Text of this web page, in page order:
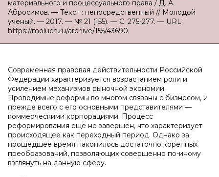
материального и процессуального права / Д. А.
Абросимов. — Текст : непосредственный // Молодой
ученый. — 2017. — № 21 (155). — С. 275-277. — URL:
https://moluch.ru/archive/155/43690.
Современная правовая действительности Российской
Федерации характеризуется возрастанием роли и
усилением механизмов рыночной экономии.
Проводимые реформы во многом связаны с бизнесом, и
прежде всего с его основными представителями —
коммерческими корпорациями. Процесс
реформирования ещё не завершён, что характеризует
происходящее как переходный период. Однако за
прошедшее время накопилось достаточно коренных
преобразований, позволяющих совершенно по-иному
взглянуть на данную сферу.